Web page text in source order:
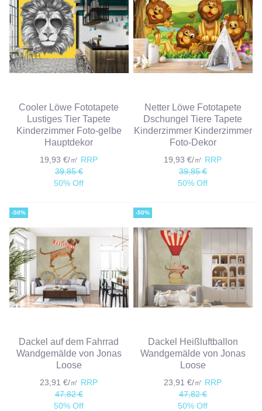
Cooler Löwe Fototapete
Lustiges Tier Tapete
Kinderzimmer Foto-gelbe
Hauptdekor
19,93 €/㎡ RRP
39,85 €
50% Off
Netter Löwe Fototapete
Dschungel Tiere Tapete
Kinderzimmer Kinderzimmer
Foto-Dekor
19,93 €/㎡ RRP
39,85 €
50% Off
-50%
Dackel auf dem Fahrrad
Wandgemälde von Jonas
Loose
23,91 €/㎡ RRP
47,82 €
50% Off
-50%
Dackel Heißluftballon
Wandgemälde von Jonas
Loose
23,91 €/㎡ RRP
47,82 €
50% Off